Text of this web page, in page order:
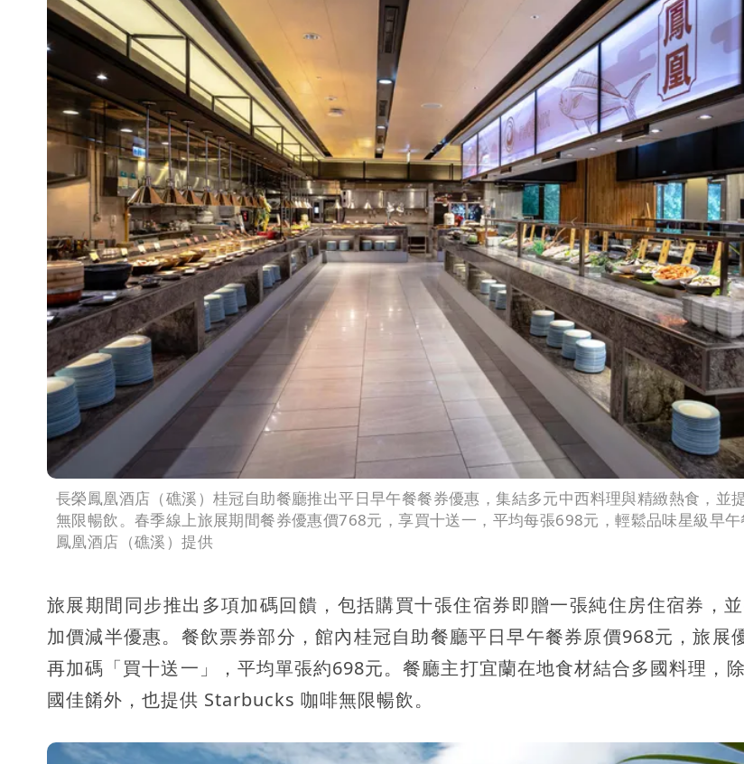
長榮鳳凰酒店（礁溪）桂冠自助餐廳推出平日早午餐餐券優惠，集結多元中西料理與精緻熱食，並
無限暢飲。春季線上旅展期間餐券優惠價768元，享買十送一，平均每張698元，輕鬆品味星級早
鳳凰酒店（礁溪）提供
旅展期間同步推出多項加碼回饋，包括購買十張住宿券即贈一張純住房住宿券，
加價減半優惠。餐飲票券部分，館內桂冠自助餐廳平日早午餐券原價968元，旅展
再加碼「買十送一」，平均單張約698元。餐廳主打宜蘭在地食材結合多國料理，
國佳餚外，也提供 Starbucks 咖啡無限暢飲。